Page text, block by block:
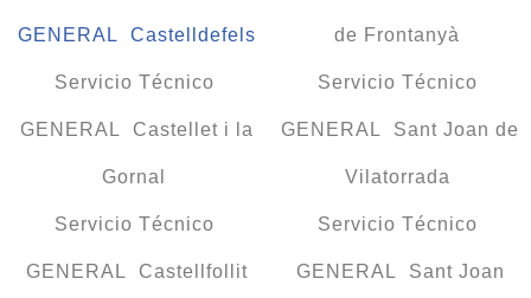
GENERAL Castelldefels
Servicio Técnico
GENERAL Castellet i la
Gornal
Servicio Técnico
GENERAL Castellfollit
de Frontanyà
Servicio Técnico
GENERAL Sant Joan de
Vilatorrada
Servicio Técnico
GENERAL Sant Joan